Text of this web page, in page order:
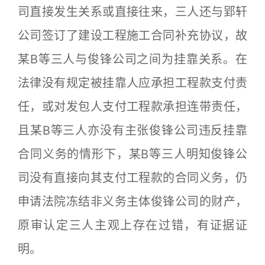
司直接发生关系或直接往来，三人还与郢轩
公司签订了建设工程施工合同补充协议，故
某B等三人与俊锋公司之间为挂靠关系。在
法律没有规定被挂靠人应承担工程款支付责
任，或对发包人支付工程款承担连带责任，
且某B等三人亦没有主张俊锋公司违反挂靠
合同义务的情形下，某B等三人明知俊锋公
司没有直接向其支付工程款的合同义务，仍
申请法院冻结非义务主体俊锋公司的财产，
原审认定三人主观上存在过错，有证据证
明。